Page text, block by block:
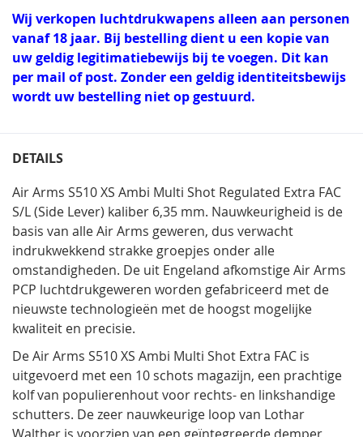
Wij verkopen luchtdrukwapens alleen aan personen
vanaf 18 jaar. Bij bestelling dient u een kopie van
uw geldig legitimatiebewijs bij te voegen. Dit kan
per mail of post. Zonder een geldig identiteitsbewijs
wordt uw bestelling niet op gestuurd.
DETAILS
Air Arms S510 XS Ambi Multi Shot Regulated Extra FAC
S/L (Side Lever) kaliber 6,35 mm. Nauwkeurigheid is de
basis van alle Air Arms geweren, dus verwacht
indrukwekkend strakke groepjes onder alle
omstandigheden. De uit Engeland afkomstige Air Arms
PCP luchtdrukgeweren worden gefabriceerd met de
nieuwste technologieën met de hoogst mogelijke
kwaliteit en precisie.
De Air Arms S510 XS Ambi Multi Shot Extra FAC is
uitgevoerd met een 10 schots magazijn, een prachtige
kolf van populierenhout voor rechts- en linkshandige
schutters. De zeer nauwkeurige loop van Lothar